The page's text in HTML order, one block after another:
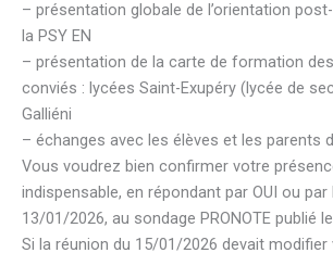
– présentation globale de l’orientation
la PSY EN
– présentation de la carte de formation
conviés : lycées Saint-Exupéry (lycée de
Galliéni
– échanges avec les élèves et les parents
Vous voudrez bien confirmer votre
indispensable, en répondant par OUI ou par
13/01/2026, au sondage PRONOTE publié
Si la réunion du 15/01/2026 devait